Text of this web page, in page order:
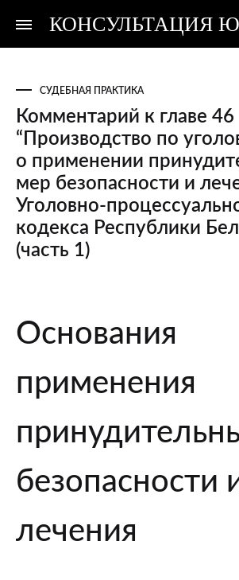
КОНСУЛЬТАЦИЯ
Консультация
Консультация
СУДЕБНАЯ ПРАКТИКА
Комментарий к главе 46
“Производство по
о применении
мер безопасности и
Уголовно-
кодекса Республики
(часть 1)
Комментарий
к
по
уголовному
делу
о
применении
принудительных
Основания
применения
безопасности
лечения